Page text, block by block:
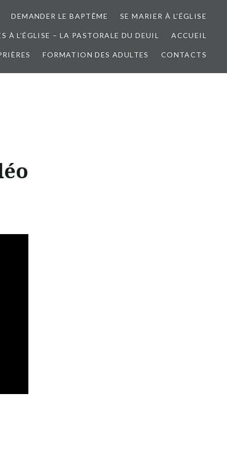
DEMANDER LE BAPTÊME SE MARIER À L’ÉGLISE
À L’ÉGLISE – LA PASTORALE DU DEUIL ACCUEIL
FORMATION DES ADULTES CONTACTS